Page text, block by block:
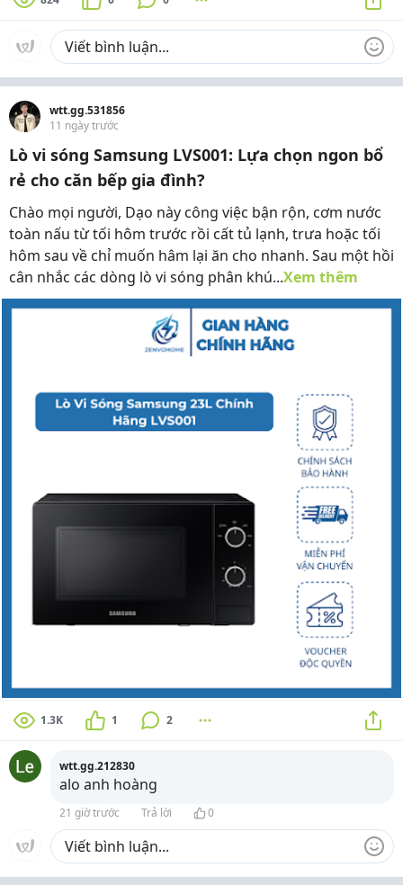
wtt.gg.531856
11 ngày trước
Lò vi sóng Samsung LVS001: Lựa chọn ngon bổ
rẻ cho căn bếp gia đình?
Chào mọi người, Dạo này công việc bận rộn, cơm nước
toàn nấu từ tối hôm trước rồi cất tủ lạnh, trưa hoặc tối
hôm sau về chỉ muốn hâm lại ăn cho nhanh. Sau một hồi
cân nhắc các dòng lò vi sóng phân khú...Xem thêm
1.3K 1 2
wtt.gg.212830
alo anh hoàng
21 giờ trước Trả lời 0